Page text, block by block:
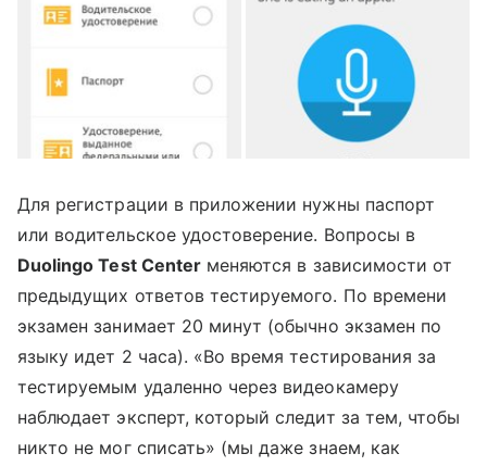
Для регистрации в приложении нужны паспорт
или водительское удостоверение. Вопросы в
Duolingo Test Centerменяются в зависимости от
предыдущих ответов тестируемого. По времени
экзамен занимает 20 минут (обычно экзамен по
языку идет 2 часа). «Во время тестирования за
тестируемым удаленно через видеокамеру
наблюдает эксперт, который следит за тем, чтобы
никто не мог списать» (мы даже знаем, как